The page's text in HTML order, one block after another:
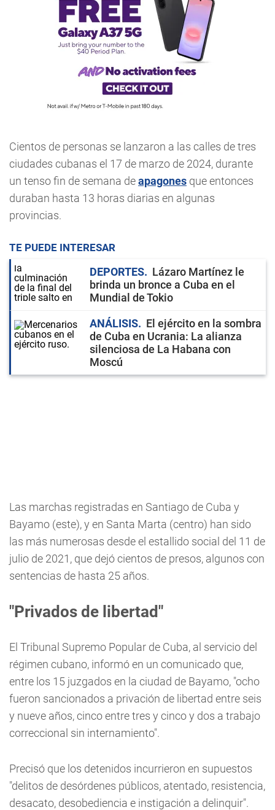
Cientos de personas se lanzaron a las calles de tres
ciudades cubanas el 17 de marzo de 2024, durante
un tenso fin de semana deapagones que entonces
duraban hasta 13 horas diarias en algunas
provincias.
TE PUEDE INTERESAR
DEPORTES
Lázaro Martínez le
brinda un bronce a Cuba en el
Mundial de Tokio
ANÁLISIS
El ejército en la sombra
de Cuba en Ucrania: La alianza
silenciosa de La Habana con
Moscú
Las marchas registradas en Santiago de Cuba y
Bayamo (este), y en Santa Marta (centro) han sido
las más numerosas desde el estallido social del 11 de
julio de 2021, que dejó cientos de presos, algunos con
sentencias de hasta 25 años.
"Privados de libertad"
El Tribunal Supremo Popular de Cuba, al servicio del
régimen cubano, informó en un comunicado que,
entre los 15 juzgados en la ciudad de Bayamo, "ocho
fueron sancionados a privación de libertad entre seis
y nueve años, cinco entre tres y cinco y dos a trabajo
correccional sin internamiento".
Precisó que los detenidos incurrieron en supuestos
"delitos de desórdenes públicos, atentado, resistencia,
desacato, desobediencia e instigación a delinquir".